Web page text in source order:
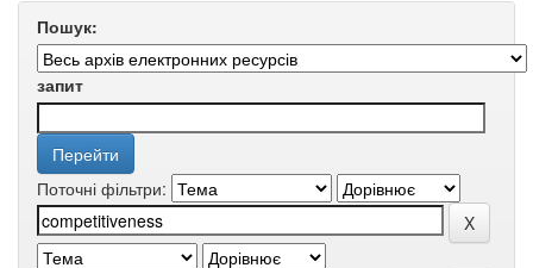
Пошук:
запит
Поточні фільтри: